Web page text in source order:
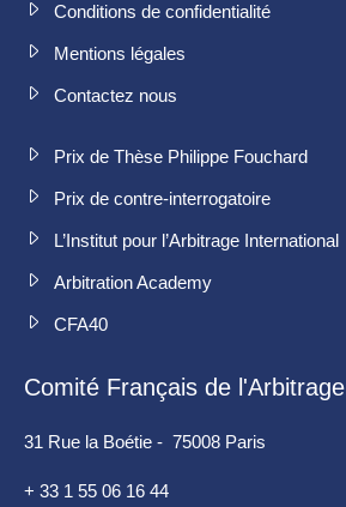
Conditions de confidentialité
Mentions légales
Contactez nous
Prix de Thèse Philippe Fouchard
Prix de contre-interrogatoire
L’Institut pour l’Arbitrage International
Arbitration Academy
CFA40
Comité Français de l'Arbitrage
31 Rue la Boétie - 75008 Paris
+ 33 1 55 06 16 44